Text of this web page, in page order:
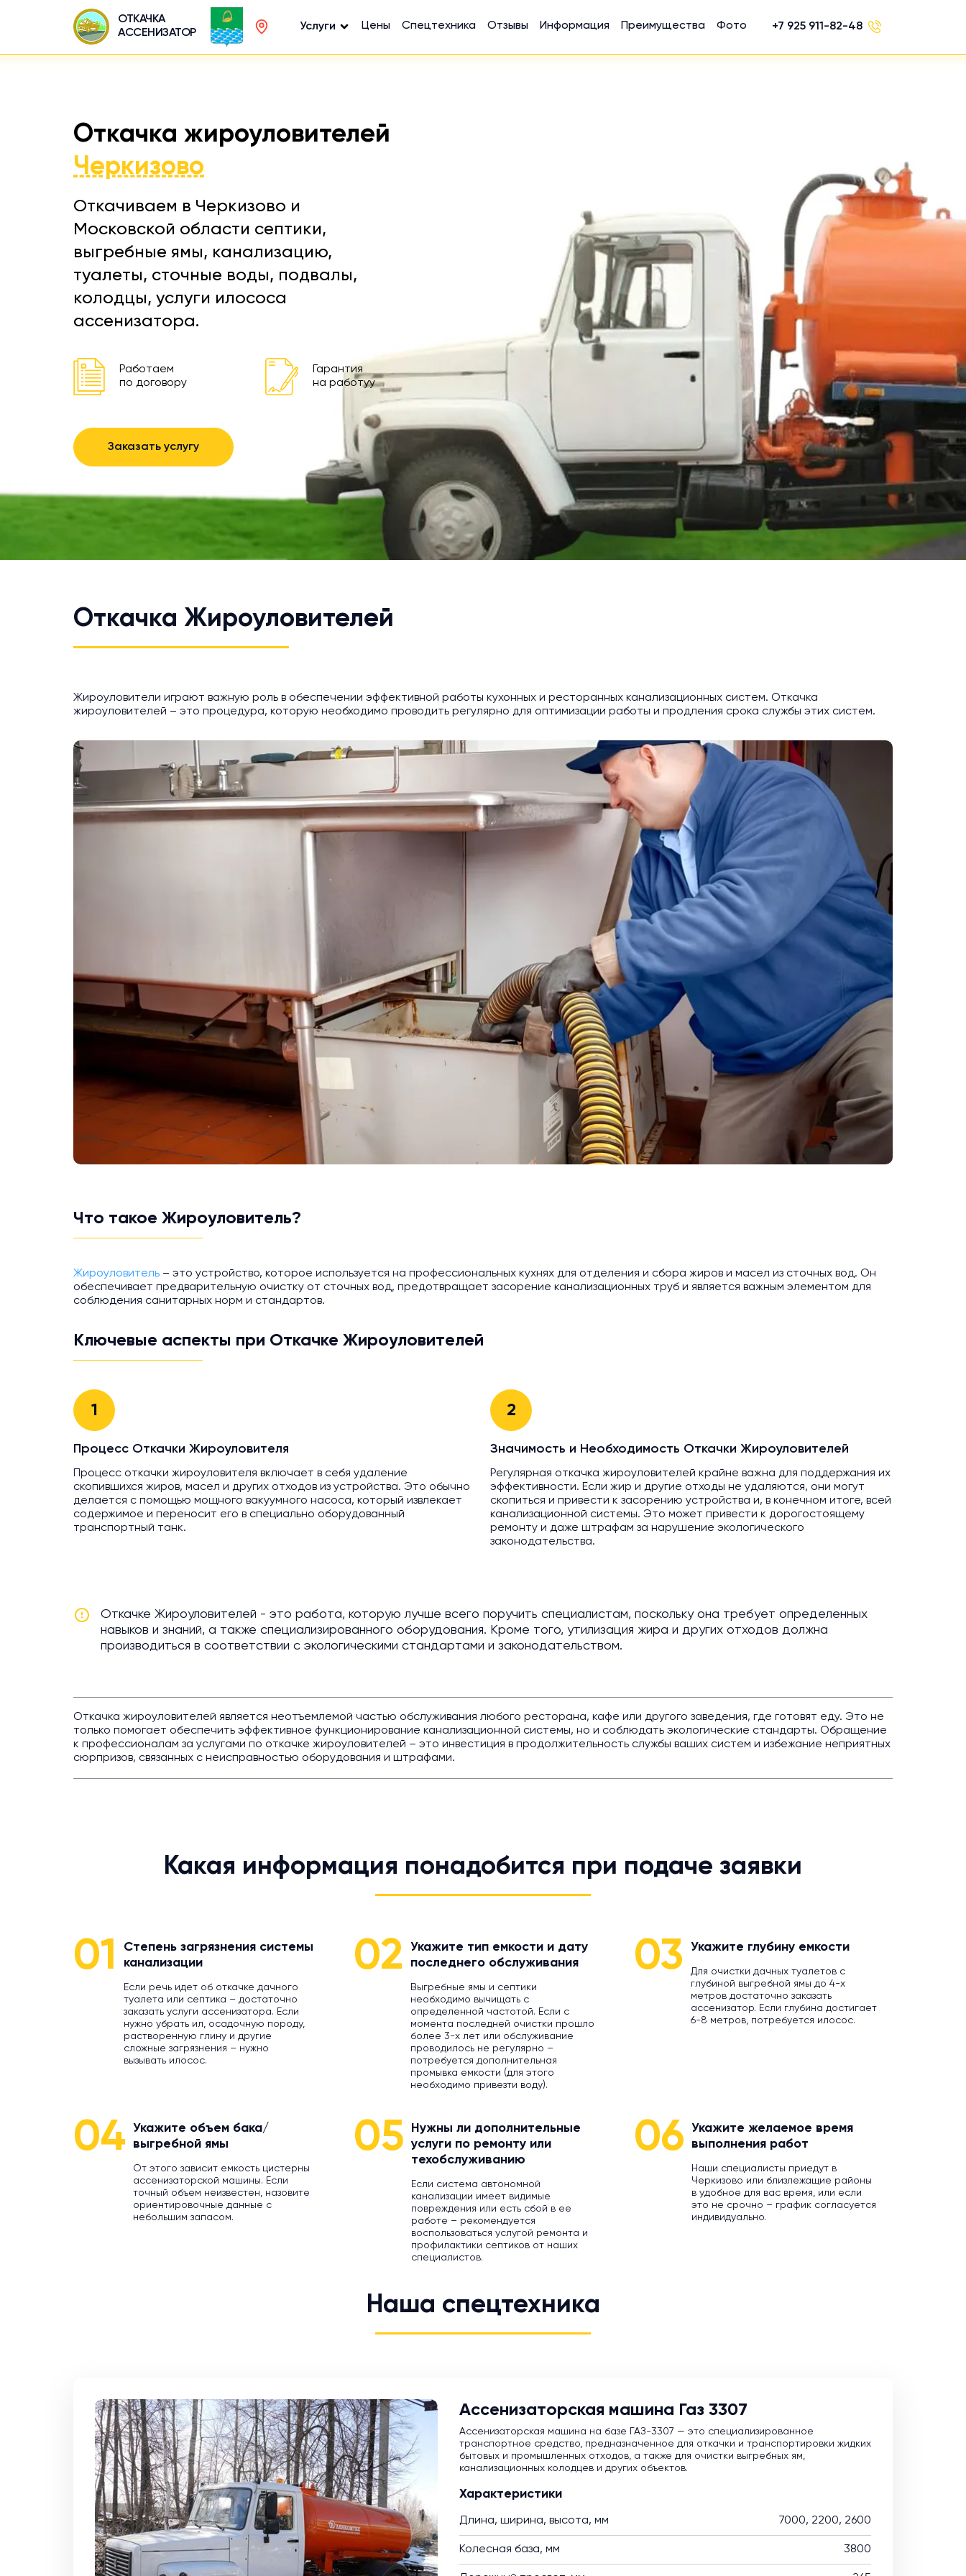
ОТКАЧКА
АССЕНИЗАТОР
Услуги Цены Спецтехника Отзывы Информация Преимущества Фото +7 925 911-82-48
Откачка жироуловителей
Черкизово
Откачиваем в Черкизово и
Московской области септики,
выгребные ямы, канализацию,
туалеты, сточные воды, подвалы,
колодцы, услуги илососа
ассенизатора.
Работаем
по договору
Гарантия
на работуу
Заказать услугу
Откачка Жироуловителей
Жироуловители играют важную роль в обеспечении эффективной работы кухонных и ресторанных канализационных систем. Откачка
жироуловителей – это процедура, которую необходимо проводить регулярно для оптимизации работы и продления срока службы этих систем.
Что такое Жироуловитель?
Жироуловитель – это устройство, которое используется на профессиональных кухнях для отделения и сбора жиров и масел из сточных вод. Он
обеспечивает предварительную очистку от сточных вод, предотвращает засорение канализационных труб и является важным элементом для
соблюдения санитарных норм и стандартов.
Ключевые аспекты при Откачке Жироуловителей
1
Процесс Откачки Жироуловителя
Процесс откачки жироуловителя включает в себя удаление
скопившихся жиров, масел и других отходов из устройства. Это обычно
делается с помощью мощного вакуумного насоса, который извлекает
содержимое и переносит его в специально оборудованный
транспортный танк.
2
Значимость и Необходимость Откачки Жироуловителей
Регулярная откачка жироуловителей крайне важна для поддержания их
эффективности. Если жир и другие отходы не удаляются, они могут
скопиться и привести к засорению устройства и, в конечном итоге, всей
канализационной системы. Это может привести к дорогостоящему
ремонту и даже штрафам за нарушение экологического
законодательства.
Откачке Жироуловителей - это работа, которую лучше всего поручить специалистам, поскольку она требует определенных
навыков и знаний, а также специализированного оборудования. Кроме того, утилизация жира и других отходов должна
производиться в соответствии с экологическими стандартами и законодательством.
Откачка жироуловителей является неотъемлемой частью обслуживания любого ресторана, кафе или другого заведения, где готовят еду. Это не
только помогает обеспечить эффективное функционирование канализационной системы, но и соблюдать экологические стандарты. Обращение
к профессионалам за услугами по откачке жироуловителей – это инвестиция в продолжительность службы ваших систем и избежание неприятных
сюрпризов, связанных с неисправностью оборудования и штрафами.
Какая информация понадобится при подаче заявки
01
Степень загрязнения системы
канализации
Если речь идет об откачке дачного
туалета или септика – достаточно
заказать услуги ассенизатора. Если
нужно убрать ил, осадочную породу,
растворенную глину и другие
сложные загрязнения – нужно
вызывать илосос.
02
Укажите тип емкости и дату
последнего обслуживания
Выгребные ямы и септики
необходимо вычищать с
определенной частотой. Если с
момента последней очистки прошло
более 3-х лет или обслуживание
проводилось не регулярно –
потребуется дополнительная
промывка емкости (для этого
необходимо привезти воду).
03 Укажите глубину емкости
Для очистки дачных туалетов с
глубиной выгребной ямы до 4-х
метров достаточно заказать
ассенизатор. Если глубина достигает
6-8 метров, потребуется илосос.
04
Укажите объем бака/
выгребной ямы
От этого зависит емкость цистерны
ассенизаторской машины. Если
точный объем неизвестен, назовите
ориентировочные данные с
небольшим запасом.
05
Нужны ли дополнительные
услуги по ремонту или
техобслуживанию
Если система автономной
канализации имеет видимые
повреждения или есть сбой в ее
работе – рекомендуется
воспользоваться услугой ремонта и
профилактики септиков от наших
специалистов.
06
Укажите желаемое время
выполнения работ
Наши специалисты приедут в
Черкизово или близлежащие районы
в удобное для вас время, или если
это не срочно – график согласуется
индивидуально.
Наша спецтехника
Ассенизаторская машина Газ 3307
Ассенизаторская машина на базе ГАЗ-3307 — это специализированное
транспортное средство, предназначенное для откачки и транспортировки жидких
бытовых и промышленных отходов, а также для очистки выгребных ям,
канализационных колодцев и других объектов.
Характеристики
Длина, ширина, высота, мм 7000, 2200, 2600
Колесная база, мм 3800